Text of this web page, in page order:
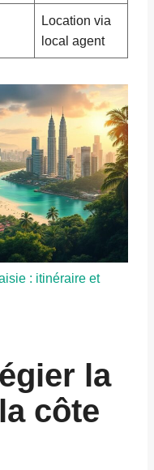
Location via
local agent
: itinéraire et
la
côte